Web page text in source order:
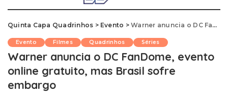
Quinta Capa Quadrinhos > Evento >Warner anuncia o DC FanDome, evento online gratuito, mas Brasil sofre embargo
Evento Filmes Quadrinhos Séries
Warner anuncia o DC FanDome, evento
online gratuito, mas Brasil sofre
embargo